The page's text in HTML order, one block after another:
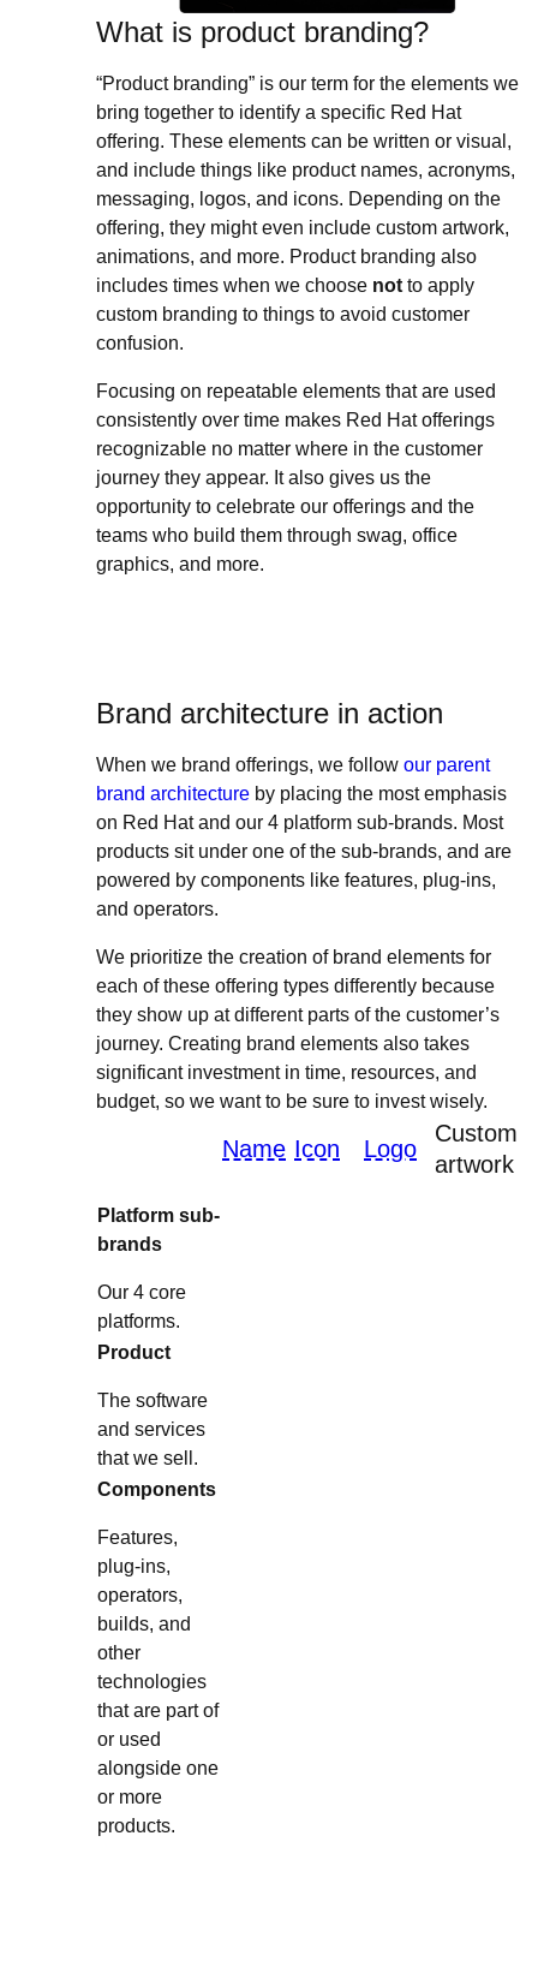
What is product branding?
“Product branding” is our term for the elements we
bring together to identify a specific Red Hat
offering. These elements can be written or visual,
and include things like product names, acronyms,
messaging, logos, and icons. Depending on the
offering, they might even include custom artwork,
animations, and more. Product branding also
includes times when we choose notto apply
custom branding to things to avoid customer
confusion.
Focusing on repeatable elements that are used
consistently over time makes Red Hat offerings
recognizable no matter where in the customer
journey they appear. It also gives us the
opportunity to celebrate our offerings and the
teams who build them through swag, office
graphics, and more.
Brand architecture in action
When we brand offerings, we follow our parent
brand architecture by placing the most emphasis
on Red Hat and our 4 platform sub-brands. Most
products sit under one of the sub-brands, and are
powered by components like features, plug-ins,
and operators.
We prioritize the creation of brand elements for
each of these offering types differently because
they show up at different parts of the customer’s
journey. Creating brand elements also takes
significant investment in time, resources, and
budget, so we want to be sure to invest wisely.
Name Icon Logo
Custom
artwork
Platform sub-
brands
Our 4 core
platforms.
Product
The software
and services
that we sell.
Components
Features,
plug-ins,
operators,
builds, and
other
technologies
that are part of
or used
alongside one
or more
products.